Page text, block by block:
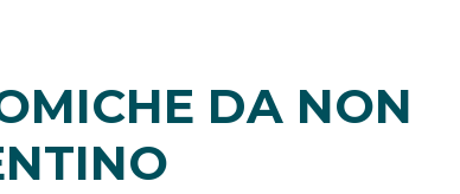
DA NON